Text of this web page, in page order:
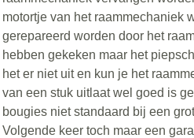
motortje van het raammechaniek
gerepareerd worden door het
hebben gekeken maar het
het er niet uit en kun je het
van een stuk uitlaat wel goed is
bougies niet standaard bij een
Volgende keer toch maar een